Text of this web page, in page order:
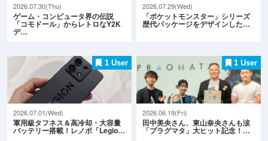
2026.07.30(Thu)
ゲーム・コンピュータ界の伝説
「コモドール」からレトロなY2K
デ…
2026.07.29(Wed)
「ポケットモンスター」シリーズ
歴代パッケージをデザインした…
1 User
2026.07.01(Wed)
軍用級タフネス＆高冷却・大容量
バッテリー搭載！レノボ「Legio…
1 User
2026.06.19(Fri)
田中美央さん、東山奈央さんも涙
「プラグマタ」大ヒット記念！…